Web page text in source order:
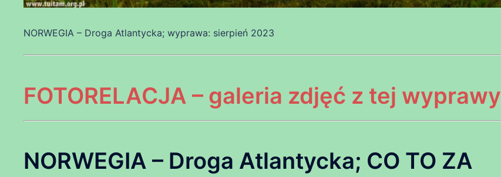
NORWEGIA – Droga Atlantycka; wyprawa: sierpień 2023
FOTORELACJA – galeria zdjęć z tej wyprawy
NORWEGIA – Droga Atlantycka; CO TO ZA